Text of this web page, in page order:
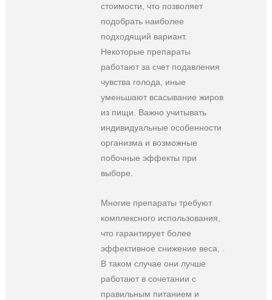
стоимости, что позволяет
подобрать наиболее
подходящий вариант.
Некоторые препараты
работают за счет подавления
чувства голода, иные
уменьшают всасывание жиров
из пищи. Важно учитывать
индивидуальные особенности
организма и возможные
побочные эффекты при
выборе.
Многие препараты требуют
комплексного использования,
что гарантирует более
эффективное снижение веса, .
В таком случае они лучше
работают в сочетании с
правильным питанием и